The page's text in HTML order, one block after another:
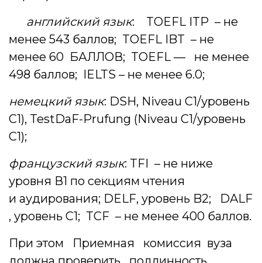
английский язык: TOEFL ITP – не
менее 543 баллов; TOEFL IBT – не
менее 60 БАЛЛОВ; TOEFL — не менее
498 баллов; IELTS – не менее 6.0;
немецкий язык: DSH, Niveau С1/уровень
C1), TestDaF-Prufung (Niveau C1/уровень
C1);
французский язык: TFI – не ниже
уровня В1 по секциям чтения
и аудирования; DELF, уровень B2; DALF
, уровень C1; TCF – не менее 400 баллов.
При этом Приемная комиссия вуза